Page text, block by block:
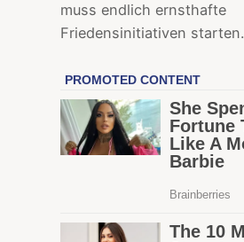
muss endlich ernsthafte
Friedensinitiativen starten.